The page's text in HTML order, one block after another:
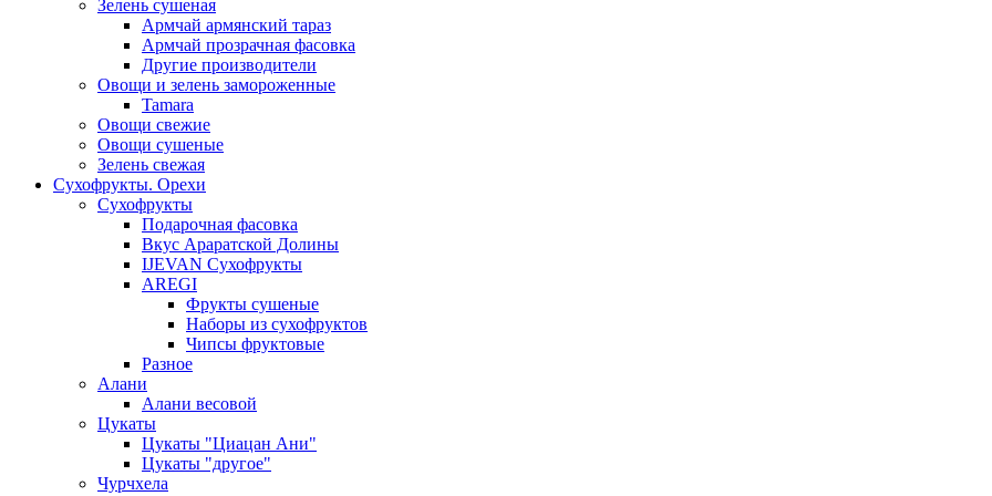
Зелень сушеная
Армчай армянский тараз
Армчай прозрачная фасовка
Другие производители
Овощи и зелень замороженные
Tamara
Овощи свежие
Овощи сушеные
Зелень свежая
Сухофрукты. Орехи
Сухофрукты
Подарочная фасовка
Вкус Араратской Долины
IJEVAN Сухофрукты
AREGI
Фрукты сушеные
Наборы из сухофруктов
Чипсы фруктовые
Разное
Алани
Алани весовой
Цукаты
Цукаты "Циацан Ани"
Цукаты "другое"
Чурчхела